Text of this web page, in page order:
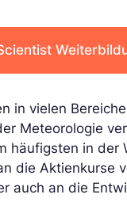
in vielen
Meteorologie
häufigsten in der
die Aktienkurse
auch an die